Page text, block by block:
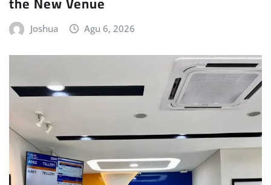
Joshua Agu 6, 2026